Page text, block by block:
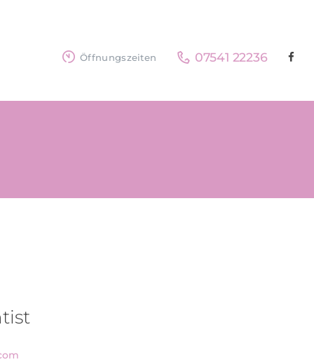
Öffnungszeiten 07541 22236